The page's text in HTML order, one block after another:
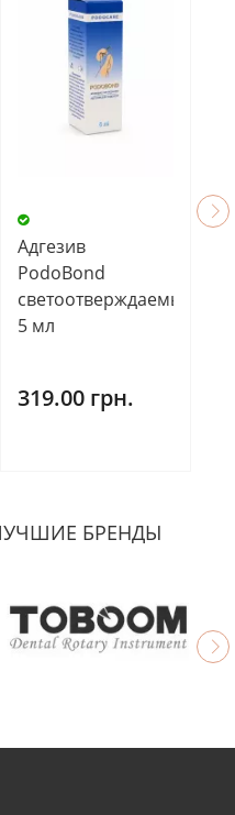
Адгезив
PodoBond
светоотверждаемый,
5 мл
319.00 грн.
БРЕНДЫ